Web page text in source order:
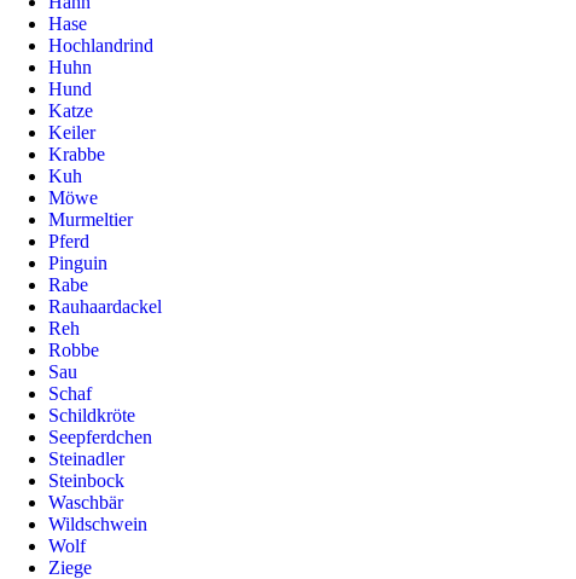
Hase
Hochlandrind
Huhn
Hund
Katze
Keiler
Krabbe
Kuh
Möwe
Murmeltier
Pferd
Pinguin
Rabe
Rauhaardackel
Reh
Robbe
Sau
Schaf
Schildkröte
Seepferdchen
Steinadler
Steinbock
Waschbär
Wildschwein
Wolf
Ziege